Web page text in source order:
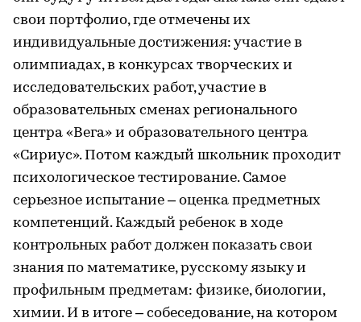
свои портфолио, где отмечены их
индивидуальные достижения: участие в
олимпиадах, в конкурсах творческих и
исследовательских работ, участие в
образовательных сменах регионального
центра «Вега» и образовательного центра
«Сириус». Потом каждый школьник проходит
психологическое тестирование. Самое
серьезное испытание – оценка предметных
компетенций. Каждый ребенок в ходе
контрольных работ должен показать свои
знания по математике, русскому языку и
профильным предметам: физике, биологии,
химии. И в итоге – собеседование, на котором